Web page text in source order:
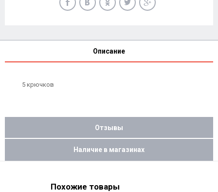
Описание
5 крючков
Отзывы
Наличие в магазинах
Похожие товары